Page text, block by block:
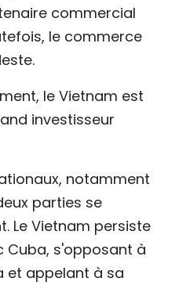
commercial
le commerce
le Vietnam est
investisseur
notamment
parties se
Le Vietnam persiste
Cuba, s'opposant à
et appelant à sa